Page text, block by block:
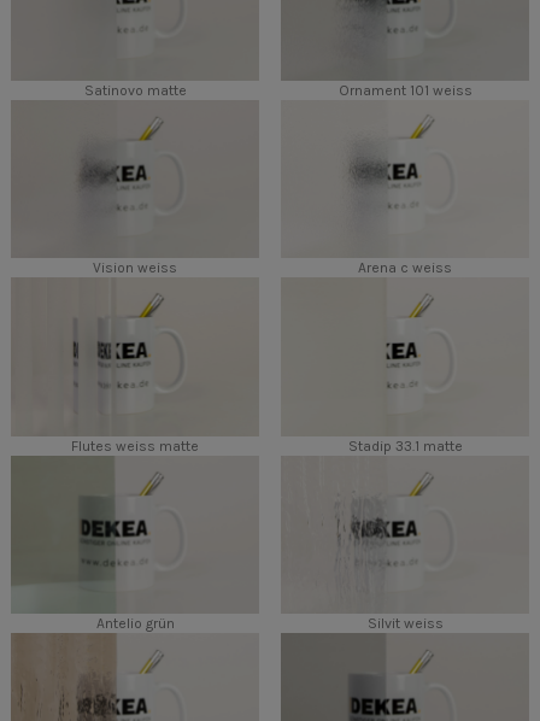
Satinovo matte Ornament 101 weiss
Vision weiss Arena c weiss
Flutes weiss matte Stadip 33.1 matte
Antelio grün Silvit weiss